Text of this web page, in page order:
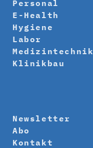
Personal
E-Health
Hygiene
Labor
Medizintechnik
Klinikbau
Newsletter
Abo
Kontakt